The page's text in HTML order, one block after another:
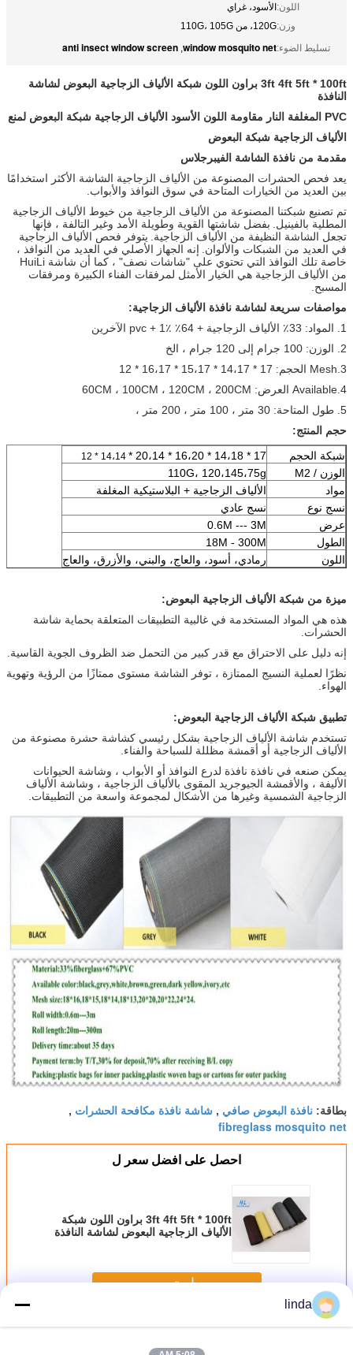
اللون:الأسود، غراي
وزن:120G، من 110G، 105G
تسليط الضوء:window mosquito net
,
anti insect window screen
3ft 4ft 5ft * 100ft براون اللون شبكة الألياف الزجاجية البعوض لشاشة
النافذة
PVC المغلفة النار مقاومة اللون الأسود الألياف الزجاجية شبكة البعوض لمنع
الألياف الزجاجية شبكة البعوض
مقدمة من نافذة الشاشة الفيبرجلاس
يعد فحص الحشرات المصنوعة من الألياف الزجاجية الشاشة الأكثر استخدامًا
بين العديد من الخيارات المتاحة في سوق النوافذ والأبواب.
تم تصنيع شبكتنا المصنوعة من الألياف الزجاجية من خيوط الألياف الزجاجية
المطلية بالفينيل. بفضل شاشتها القوية وطويلة الأمد وغير التالفة ، فإنها
تجعل الشاشة النظيفة من الألياف الزجاجية. يتوفر فحص الألياف الزجاجية
في العديد من الشبكات والألوان. إنه الجهاز الأصلي في العديد من النوافذ ،
خاصة تلك النوافذ التي تحتوي على "شاشات نصف" ، كما أن شاشة HuiLi
من الألياف الزجاجية هي الخيار الأمثل لمرفقات الفناء الكبيرة ومرفقات
المسبح.
مواصفات سريعة لشاشة نافذة الألياف الزجاجية:
1. المواد: 33٪ الألياف الزجاجية + 64٪ pvc + 1٪ الآخرين
2. الوزن: 100 جرام إلى 120 جرام ، الخ
3.Mesh الحجم: 17 * 14،17 * 15،17 * 16،17 * 12
4.Available العرض: 60CM ، 100CM ، 120CM ، 200CM
5. طول المتاحة: 30 متر ، 100 متر ، 200 متر ،
حجم المنتج:
شبكة الحجم
17 * 14،18 * 16،20 * 20،14 *
الوزن / M2
110G، 120،145،75g
مواد
الألياف الزجاجية + البلاستيكية المغلفة
نسج نوع
نسج عادي
عرض
0.6M --- 3M
الطول
18M - 300M
اللون
رمادي، أسود، والعاج، والبني، والأزرق، والعاج
ميزة من شبكة الألياف الزجاجية البعوض:
هذه هي المواد المستخدمة في غالبية التطبيقات المتعلقة بحماية شاشة
الحشرات.
إنه دليل على الاحتراق مع قدر كبير من التحمل ضد الظروف الجوية القاسية.
نظرًا لعملية النسيج الممتازة ، توفر الشاشة مستوى ممتازًا من الرؤية وتهوية
الهواء.
تطبيق شبكة الألياف الزجاجية البعوض:
تستخدم شاشة الألياف الزجاجية بشكل رئيسي كشاشة حشرة مصنوعة من
الألياف الزجاجية أو أقمشة مظللة للسباحة والفناء.
يمكن صنعه في نافذة نافذة لدرع النوافذ أو الأبواب ، وشاشة الحيوانات
الأليفة ، والأقمشة الجيوجريد المقوى بالألياف الزجاجية ، وشاشة الألياف
الزجاجية الشمسية وغيرها من الأشكال لمجموعة واسعة من التطبيقات.
بطاقة: نافذة البعوض صافي , شاشة نافذة مكافحة الحشرات ,
fibreglass mosquito net
احصل على افضل سعر ل
3ft 4ft 5ft * 100ft براون اللون شبكة
الألياف الزجاجية البعوض لشاشة النافذة
استمر
أكثرالألياف الزجاجية شبكة البعوض
linda